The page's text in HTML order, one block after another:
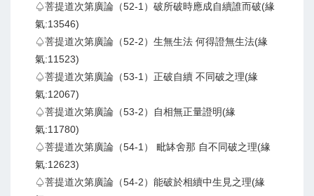
♤菩提道次第廣論（52-1）破所破時應成自續誰而破(緣
氣:13546)
♤菩提道次第廣論（52-2）生無生法 何得證無生法(緣
氣:11523)
♤菩提道次第廣論（53-1）正破自續 不同破之理(緣
氣:12067)
♤菩提道次第廣論（53-2）自相無正量證明(緣
氣:11780)
♤菩提道次第廣論（54-1） 毗缽舍那 自不同破之理(緣
氣:12623)
♤菩提道次第廣論（54-2）能破於相續中生見之理(緣